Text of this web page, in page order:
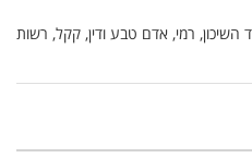
השיכון, רמי, אדם טבע ודין, קקל, רשות